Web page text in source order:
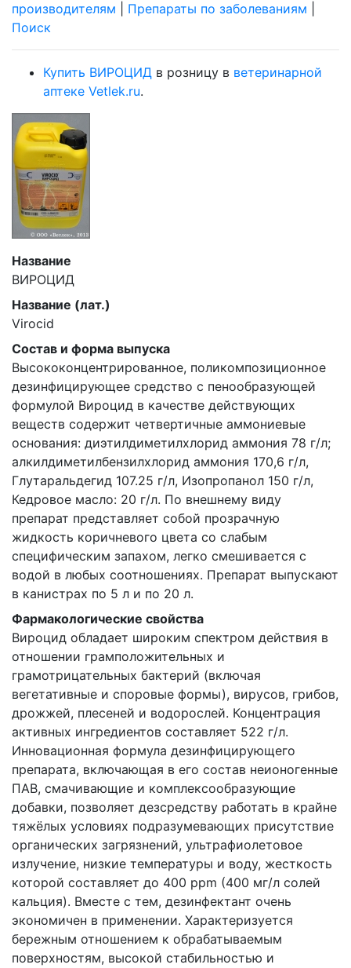
производителям
Препараты по заболеваниям
Поиск
Купить ВИРОЦИД в розницу в ветеринарной
аптеке Vetlek.ru.
Название
ВИРОЦИД
Название (лат.)
Virocid
Состав и форма выпуска
Высококонцентрированное, поликомпозиционное
дезинфицирующее средство с пенообразующей
формулой Вироцид в качестве действующих
веществ содержит четвертичные аммониевые
основания: диэтилдиметилхлорид аммония 78 г/л;
алкилдиметилбензилхлорид аммония 170,6 г/л,
Глутаральдегид 107.25 г/л, Изопропанол 150 г/л,
Кедровое масло: 20 г/л. По внешнему виду
препарат представляет собой прозрачную
жидкость коричневого цвета со слабым
специфическим запахом, легко смешивается с
водой в любых соотношениях. Препарат выпускают
в канистрах по 5 л и по 20 л.
Фармакологические свойства
Вироцид обладает широким спектром действия в
отношении грамположительных и
грамотрицательных бактерий (включая
вегетативные и споровые формы), вирусов, грибов,
дрожжей, плесеней и водорослей. Концентрация
активных ингредиентов составляет 522 г/л.
Инновационная формула дезинфицирующего
препарата, включающая в его состав неионогенные
ПАВ, смачивающие и комплексообразующие
добавки, позволяет дезсредству работать в крайне
тяжёлых условиях подразумевающих присутствие
органических загрязнений, ультрафиолетовое
излучение, низкие температуры и воду, жесткость
которой составляет до 400 ppm (400 мг/л солей
кальция). Вместе с тем, дезинфектант очень
экономичен в применении. Характеризуется
бережным отношением к обрабатываемым
поверхностям, высокой стабильностью и